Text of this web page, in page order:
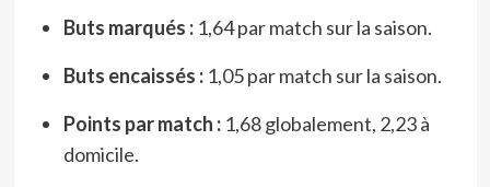
Buts marqués :1,64 par match sur la saison.
Buts encaissés :1,05 par match sur la saison.
Points par match :1,68 globalement, 2,23 à
domicile.